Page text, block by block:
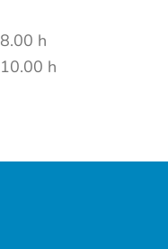
8.00 h
10.00 h